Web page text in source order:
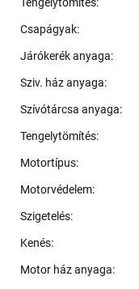
Csapágyak:
Járókerék anyaga:
Sziv. ház anyaga:
Szívótárcsa anyaga:
Tengelytömítés:
Motortípus:
Motorvédelem:
Szigetelés:
Kenés:
Motor ház anyaga: